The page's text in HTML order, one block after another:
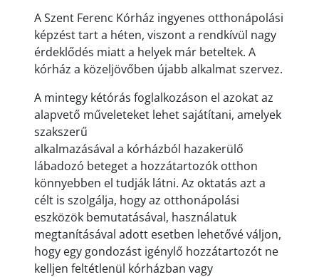
A Szent Ferenc Kórház ingyenes otthonápolási
képzést tart a héten, viszont a rendkívül nagy
érdeklődés miatt a helyek már beteltek. A
kórház a közeljövőben újabb alkalmat szervez.
A mintegy kétórás foglalkozáson el azokat az
alapvető műveleteket lehet sajátítani, amelyek
szakszerű
alkalmazásával a kórházból hazakerülő
lábadozó beteget a hozzátartozók otthon
könnyebben el tudják látni. Az oktatás azt a
célt is szolgálja, hogy az otthonápolási
eszközök bemutatásával, használatuk
megtanításával adott esetben lehetővé váljon,
hogy egy gondozást igénylő hozzátartozót ne
kelljen feltétlenül kórházban vagy